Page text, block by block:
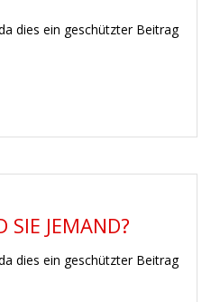
dies ein geschützter Beitrag
SIE JEMAND?
dies ein geschützter Beitrag